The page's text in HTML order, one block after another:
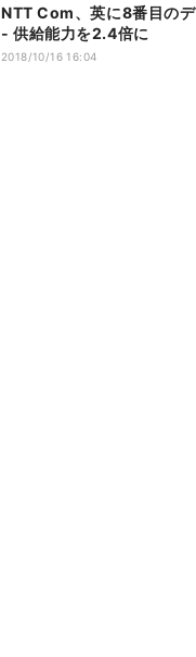
NTT Com、英に8番目の
- 供給能力を2.4倍に
2018/10/16 16:04